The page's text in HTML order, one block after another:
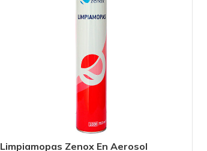
DE TRABAJO
Limpiamopas Zenox En Aerosol